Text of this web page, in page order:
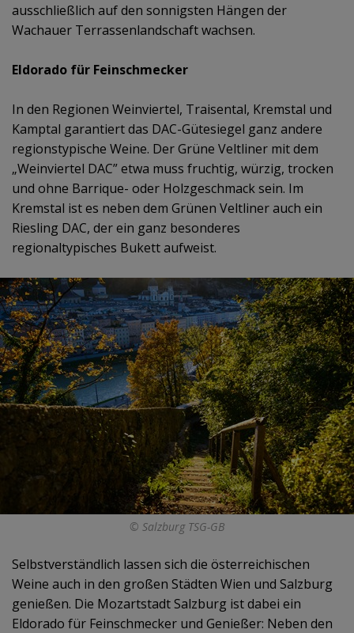
ausschließlich auf den sonnigsten Hängen der
Wachauer Terrassenlandschaft wachsen.
Eldorado für Feinschmecker
In den Regionen Weinviertel, Traisental, Kremstal und
Kamptal garantiert das DAC-Gütesiegel ganz andere
regionstypische Weine. Der Grüne Veltliner mit dem
„Weinviertel DAC” etwa muss fruchtig, würzig, trocken
und ohne Barrique- oder Holzgeschmack sein. Im
Kremstal ist es neben dem Grünen Veltliner auch ein
Riesling DAC, der ein ganz besonderes
regionaltypisches Bukett aufweist.
© Salzburg TSG-GB
Selbstverständlich lassen sich die österreichischen
Weine auch in den großen Städten Wien und Salzburg
genießen. Die Mozartstadt Salzburg ist dabei ein
Eldorado für Feinschmecker und Genießer: Neben den